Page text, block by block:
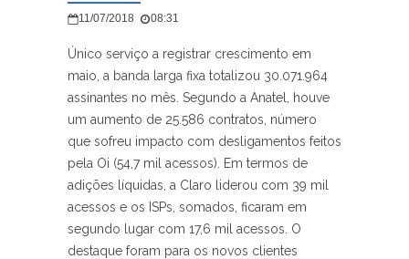
11/07/2018 08:31
Único serviço a registrar crescimento em
maio, a banda larga fixa totalizou 30.071.964
assinantes no mês. Segundo a Anatel, houve
um aumento de 25.586 contratos, número
que sofreu impacto com desligamentos feitos
pela Oi (54,7 mil acessos). Em termos de
adições líquidas, a Claro liderou com 39 mil
acessos e os ISPs, somados, ficaram em
segundo lugar com 17,6 mil acessos. O
destaque foram para os novos clientes